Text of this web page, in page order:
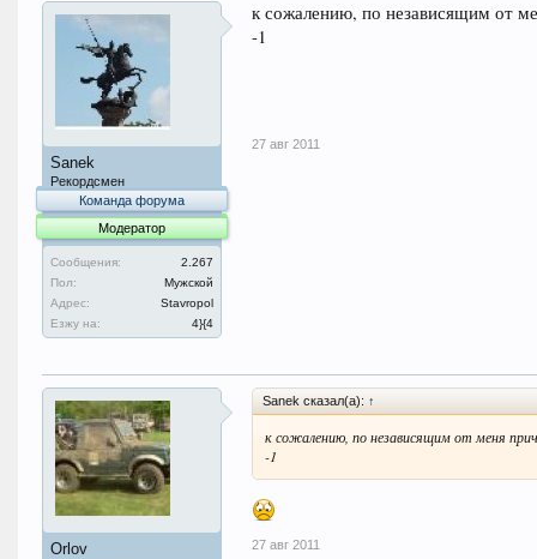
Sanek
Рекордсмен
Команда форума
Модератор
Сообщения:
2.267
Пол:
Мужской
Адрес:
Stavropol
Езжу на:
4}{4
к сожалению, по независящим от
-1
27 авг 2011
Orlov
Sanek сказал(а): ↑
к сожалению, по независящим от меня
-1
27 авг 2011